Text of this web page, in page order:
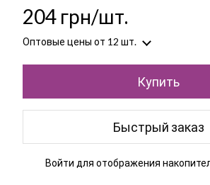
204 грн/шт.
Оптовые цены от 12 шт.
Купить
Быстрый заказ
Войти для отображения